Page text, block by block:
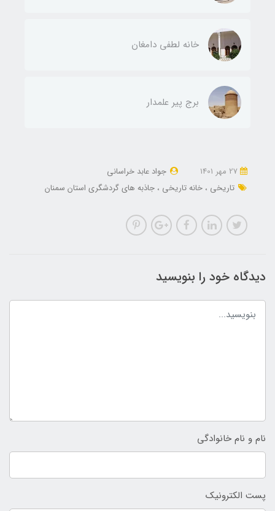
خانه لطفی دامغان
برج پیر علمدار
جواد عابد خراسانی
تاریخی
خانه تاریخی جاذبه های گردشگری استان سمنان
دیدگاه خود را بنویسید
نام و نام خانوادگی
پست الکترونیک